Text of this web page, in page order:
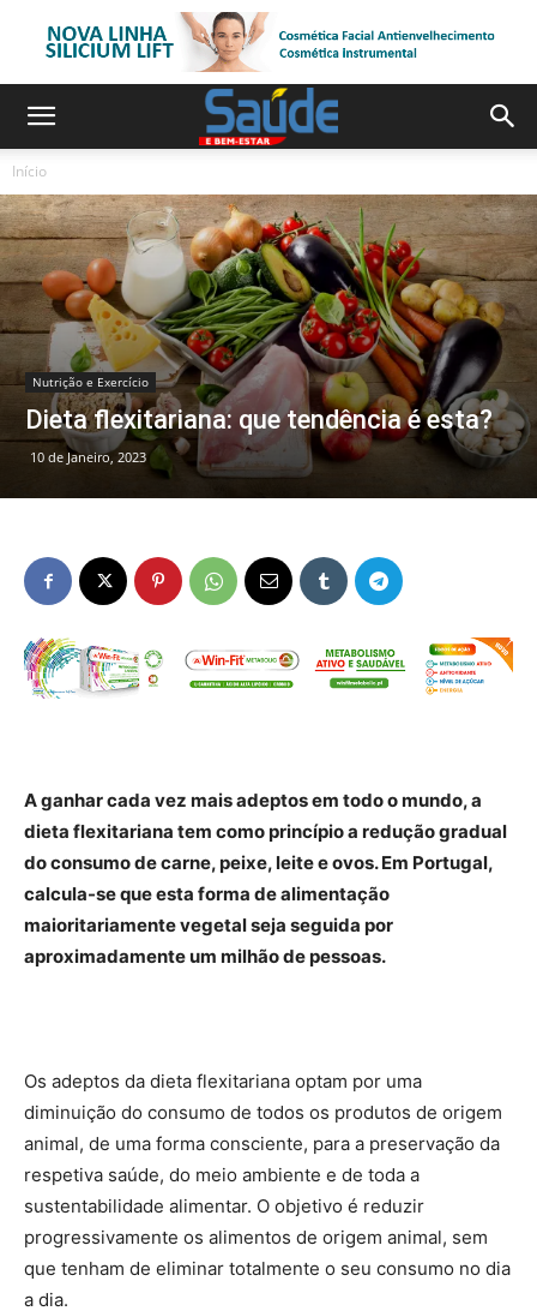
Início
Nutrição e Exercício
Dieta flexitariana: que tendência é esta?
10 de Janeiro, 2023
A ganhar cada vez mais adeptos em todo o mundo, a
dieta flexitariana tem como princípio a redução gradual
do consumo de carne, peixe, leite e ovos. Em Portugal,
calcula-se que esta forma dealimentação
maioritariamente vegetal seja seguida por
aproximadamente um milhão de pessoas.
Os adeptos da dieta flexitariana optam por uma
diminuição do consumo de todos os produtos de origem
animal, de uma forma consciente, para a preservação da
respetiva saúde, do meio ambiente e de toda a
sustentabilidade alimentar. O objetivo é reduzir
progressivamente os alimentos de origem animal, sem
que tenham de eliminar totalmente o seu consumo no dia
a dia.